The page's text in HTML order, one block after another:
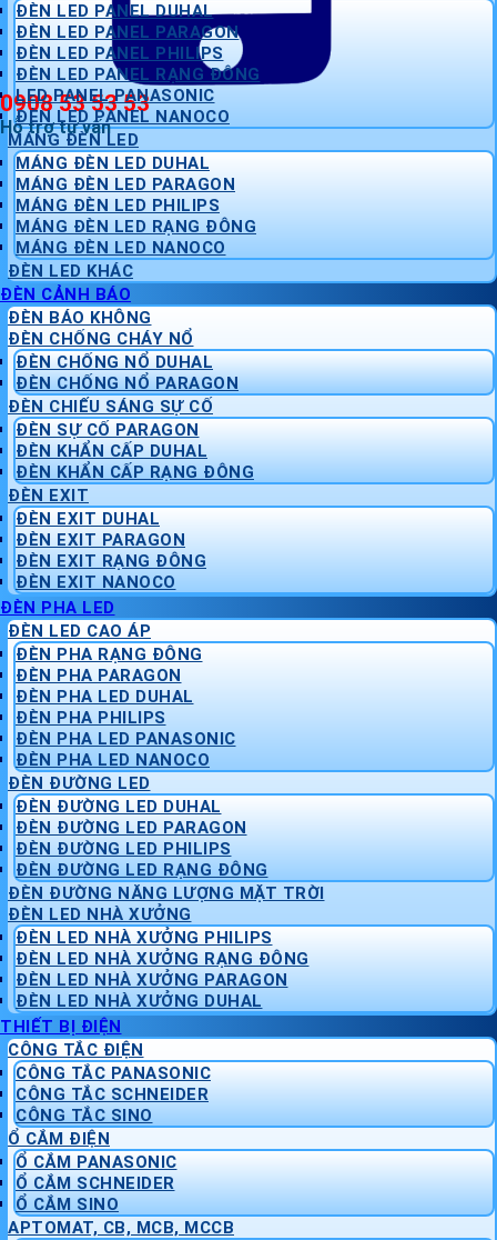
0908 53 53 53
Hỗ trợ tư vấn
ĐÈN LED PANEL DUHAL
ĐÈN LED PANEL PARAGON
ĐÈN LED PANEL PHILIPS
ĐÈN LED PANEL RẠNG ĐÔNG
LED PANEL PANASONIC
ĐÈN LED PANEL NANOCO
MÁNG ĐÈN LED
MÁNG ĐÈN LED DUHAL
MÁNG ĐÈN LED PARAGON
MÁNG ĐÈN LED PHILIPS
MÁNG ĐÈN LED RẠNG ĐÔNG
MÁNG ĐÈN LED NANOCO
ĐÈN LED KHÁC
ĐÈN CẢNH BÁO
ĐÈN BÁO KHÔNG
ĐÈN CHỐNG CHÁY NỔ
ĐÈN CHỐNG NỔ DUHAL
ĐÈN CHỐNG NỔ PARAGON
ĐÈN CHIẾU SÁNG SỰ CỐ
ĐÈN SỰ CỐ PARAGON
ĐÈN KHẨN CẤP DUHAL
ĐÈN KHẨN CẤP RẠNG ĐÔNG
ĐÈN EXIT
ĐÈN EXIT DUHAL
ĐÈN EXIT PARAGON
ĐÈN EXIT RẠNG ĐÔNG
ĐÈN EXIT NANOCO
ĐÈN PHA LED
ĐÈN LED CAO ÁP
ĐÈN PHA RẠNG ĐÔNG
ĐÈN PHA PARAGON
ĐÈN PHA LED DUHAL
ĐÈN PHA PHILIPS
ĐÈN PHA LED PANASONIC
ĐÈN PHA LED NANOCO
ĐÈN ĐƯỜNG LED
ĐÈN ĐƯỜNG LED DUHAL
ĐÈN ĐƯỜNG LED PARAGON
ĐÈN ĐƯỜNG LED PHILIPS
ĐÈN ĐƯỜNG LED RẠNG ĐÔNG
ĐÈN ĐƯỜNG NĂNG LƯỢNG MẶT TRỜI
ĐÈN LED NHÀ XƯỞNG
ĐÈN LED NHÀ XƯỞNG PHILIPS
ĐÈN LED NHÀ XƯỞNG RẠNG ĐÔNG
ĐÈN LED NHÀ XƯỞNG PARAGON
ĐÈN LED NHÀ XƯỞNG DUHAL
THIẾT BỊ ĐIỆN
CÔNG TẮC ĐIỆN
CÔNG TẮC PANASONIC
CÔNG TẮC SCHNEIDER
CÔNG TẮC SINO
Ổ CẮM ĐIỆN
Ổ CẮM PANASONIC
Ổ CẮM SCHNEIDER
Ổ CẮM SINO
APTOMAT, CB, MCB, MCCB